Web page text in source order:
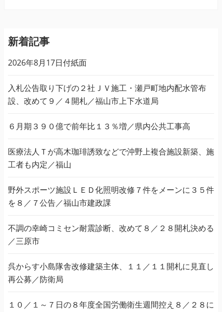
新着記事
2026年8月17日付紙面
入札公告取り下げの２社ＪＶ施工・瀬戸町地内配水管布
設、改めて９／４開札／福山市上下水道局
６月期３９０億で前年比１３％増／県内公共工事高
医療法人Ｔが高木珈琲誘致などで沖野上複合施設新築、施
工者も内定／福山
野外スポーツ施設ＬＥＤ化照明改修７件をメーンに３５件
を８／７公告／福山市建政課
不調の幸崎コミセン耐震診断、改めて８／２８開札決める
／三原市
呉からす小島隊舎改修建築主体、１１／１１開札に見直し
再公募／防衛局
１０／１～７日の８年度全国労働衛生週間控え８／２８に